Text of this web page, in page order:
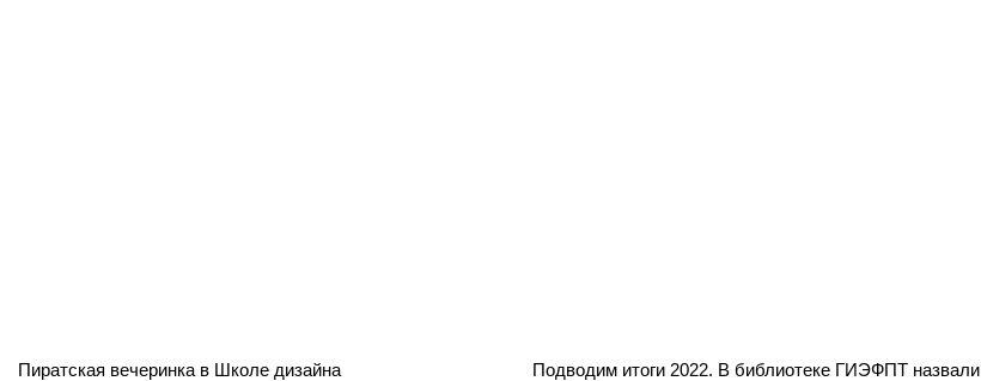
Пиратская вечеринка в Школе дизайна
Подводим итоги 2022. В библиотеке ГИЭФПТ назвали